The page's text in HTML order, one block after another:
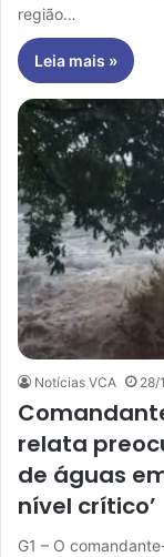
região…
Leia mais »
Notícias VCA 28/
relata
de águas
nível crítico’
G1 – O